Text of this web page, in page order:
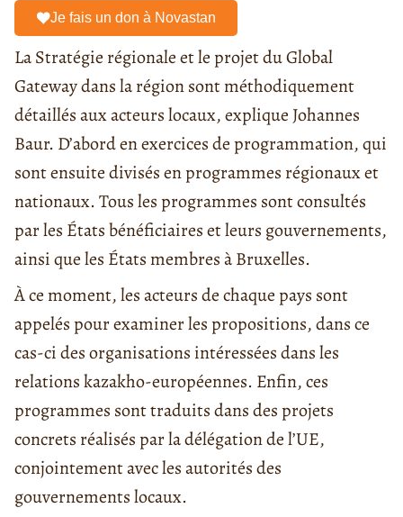
Je fais un don à Novastan
La Stratégie régionale et le projet du Global
Gateway dans la région sont méthodiquement
détaillés aux acteurs locaux, explique Johannes
Baur. D’abord en exercices de programmation, qui
sont ensuite divisés en programmes régionaux et
nationaux. Tous les programmes sont consultés
par les États bénéficiaires et leurs gouvernements,
ainsi que les États membres à Bruxelles.
À ce moment, les acteurs de chaque pays sont
appelés pour examiner les propositions, dans ce
cas-ci des organisations intéressées dans les
relations kazakho-européennes. Enfin, ces
programmes sont traduits dans des projets
concrets réalisés par la délégation de l’UE,
conjointement avec les autorités des
gouvernements locaux.